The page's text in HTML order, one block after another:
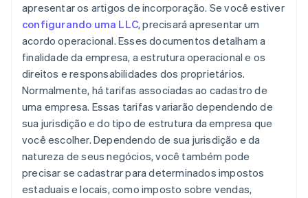
apresentar os artigos de incorporação. Se você estiver
configurando uma LLC, precisará apresentar um
acordo operacional. Esses documentos detalham a
finalidade da empresa, a estrutura operacional e os
direitos e responsabilidades dos proprietários.
Normalmente, há tarifas associadas ao cadastro de
uma empresa. Essas tarifas variarão dependendo de
sua jurisdição e do tipo de estrutura da empresa que
você escolher. Dependendo de sua jurisdição e da
natureza de seus negócios, você também pode
precisar se cadastrar para determinados impostos
estaduais e locais, como imposto sobre vendas,